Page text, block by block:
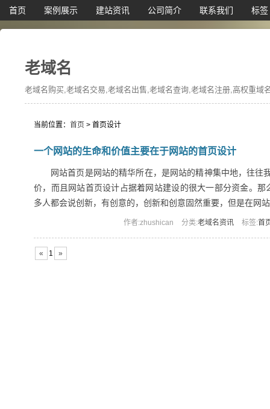
首页 案例展示 建站资讯 公司简介 联系我们 标签
老域名
老域名购买,老域名交易,老域名出售,老域名查询,老域名注册,高权重域
当前位置： 首页 > 首页设计
一个网站的生命和价值主要在于网站的首页设计
网站首页是网站的精华所在，是网站的精神集中地，往往
价，而且网站首页设计占据着网站建设的很大一部分资金。
多人都会说创新，有创意的，创新和创意固然重要，但是在网
作者:zhushican 分类:老域名资讯 标签:首
« 1 »